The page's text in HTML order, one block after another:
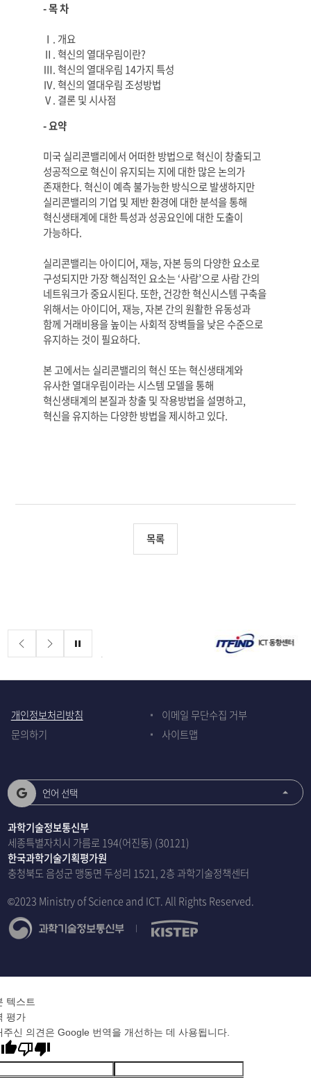
- 목 차
Ⅰ. 개요
Ⅱ. 혁신의 열대우림이란?
Ⅲ. 혁신의 열대우림 14가지 특성
Ⅳ. 혁신의 열대우림 조성방법
Ⅴ. 결론 및 시사점
- 요약
미국 실리콘밸리에서 어떠한 방법으로 혁신이 창출되고
성공적으로 혁신이 유지되는 지에 대한 많은 논의가
존재한다. 혁신이 예측 불가능한 방식으로 발생하지만
실리콘밸리의 기업 및 제반 환경에 대한 분석을 통해
혁신생태계에 대한 특성과 성공요인에 대한 도출이
가능하다.
실리콘밸리는 아이디어, 재능, 자본 등의 다양한 요소로
구성되지만 가장 핵심적인 요소는 ‘사람’으로 사람 간의
네트워크가 중요시된다. 또한, 건강한 혁신시스템 구축을
위해서는 아이디어, 재능, 자본 간의 원활한 유동성과
함께 거래비용을 높이는 사회적 장벽들을 낮은 수준으로
유지하는 것이 필요하다.
본 고에서는 실리콘밸리의 혁신 또는 혁신생태계와
유사한 열대우림이라는 시스템 모델을 통해
혁신생태계의 본질과 창출 및 작용방법을 설명하고,
혁신을 유지하는 다양한 방법을 제시하고 있다.
목록
배너존
개인정보처리방침
이메일 무단수집 거부
문의하기
사이트맵
언어 선택
과학기술정보통신부
세종특별자치시 가름로 194(어진동) (30121)
한국과학기술기획평가원
충청북도 음성군 맹동면 두성리 1521, 2층 과학기술정책센터
©2023 Ministry of Science and ICT. All Rights Reserved.
텍스트
평가
주신 의견은 Google 번역을 개선하는 데 사용됩니다.